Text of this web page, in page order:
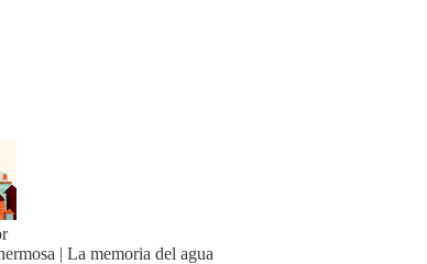
| La memoria del agua